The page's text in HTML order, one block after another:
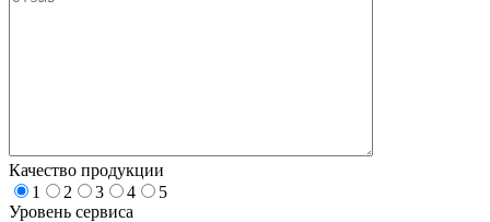
Качество продукции
1
2 3 4
5
Уровень сервиса